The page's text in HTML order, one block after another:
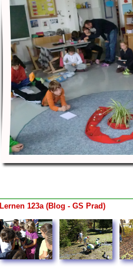
Lernen 123a (Blog - GS Prad)